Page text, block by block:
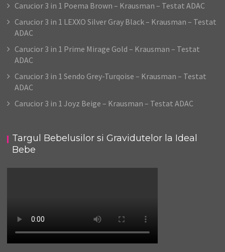
Carucior 3 in 1 Poema Brown – Krausman – Testat ADAC
Carucior 3 in 1 LEXXO Silver Gray Black – Krausman – Testat
ADAC
Carucior 3 in 1 Prime Mirage Gold – Krausman – Testat
ADAC
Carucior 3 in 1 Sendo Grey-Turqoise – Krausman – Testat
ADAC
Carucior 3 in 1 Joyz Beige – Krausman – Testat ADAC
Targul Bebelusilor si Gravidutelor la Ideal
Bebe